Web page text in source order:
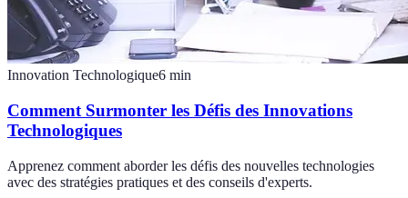
Innovation Technologique6 min
Comment Surmonter les Défis des Innovations
Technologiques
Apprenez comment aborder les défis des nouvelles technologies
avec des stratégies pratiques et des conseils d'experts.